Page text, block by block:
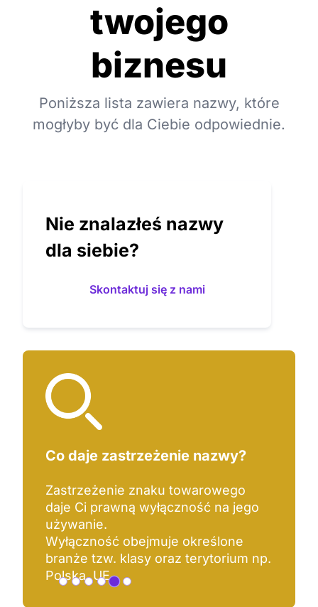
twojego
biznesu
Poniższa lista zawiera nazwy, które
mogłyby być dla Ciebie odpowiednie.
Nie znalazłeś nazwy
dla siebie?
Skontaktuj się z nami
Co daje zastrzeżenie nazwy?
Zastrzeżenie znaku towarowego
daje Ci prawną wyłączność na jego
używanie.
Wyłączność obejmuje określone
branże tzw. klasy oraz terytorium np.
Polska, UE.